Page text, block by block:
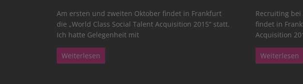
Am ersten und zweiten Oktober findet in Frankfurt
die „World Class Social Talent Acquisition 2015“ statt.
Ich hatte Gelegenheit mit
Weiterlesen
Recruiting bei
findet in
Acquisition
Weiterlesen